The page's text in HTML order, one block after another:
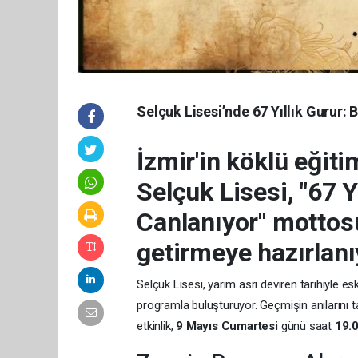
Selçuk Lisesi’nde 67 Yıllık
İzmir'in köklü
Selçuk Lisesi, "67
Canlanıyor"
getirmeye
Selçuk Lisesi, yarım asrı deviren tarihiyle
programla buluşturuyor. Geçmişin
etkinlik, 9 Mayıs Cumartesigünü saat